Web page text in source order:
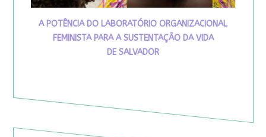
A POTÊNCIA DO LABORATÓRIO ORGANIZACIONAL
FEMINISTA PARA A SUSTENTAÇÃO DA VIDA
DE SALVADOR